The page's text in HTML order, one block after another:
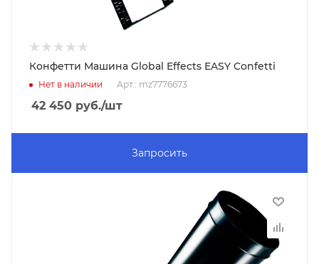
Конфетти Машина Global Effects EASY Confetti
Нет в наличии Арт.: mz7776673
42 450 руб./шт
Запросить